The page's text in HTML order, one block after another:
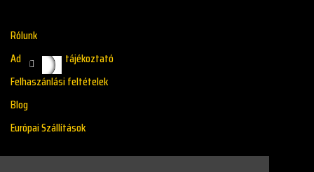
Rólunk
Adatkazelési tájékoztató
Felhaszánlási feltételek
Blog
Európai Szállítások